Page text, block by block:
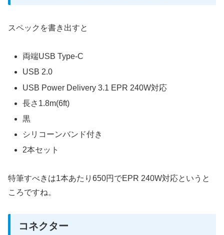
スペックを書き出すと
両端USB Type-C
USB 2.0
USB Power Delivery 3.1 EPR 240W対応
長さ1.8m(6ft)
黒
シリコーンバンド付き
2本セット
特筆すべきは1本あたり650円でEPR 240W対応というと
ころですね。
コネクター